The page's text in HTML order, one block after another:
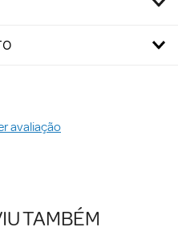
avaliação
TAMBÉM